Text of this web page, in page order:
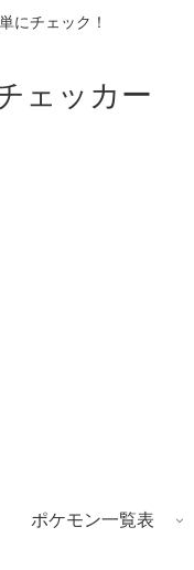
にチェック！
ェッカー
ポケモン一覧表